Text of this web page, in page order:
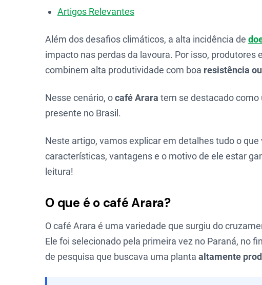
Artigos Relevantes
Além dos desafios climáticos, a alta incidência de
impacto nas perdas da lavoura. Por isso,
combinem alta produtividade com boa resistência
Nesse cenário, ocafé Arara tem se destacado
presente no Brasil.
Neste artigo, vamos explicar em detalhes tudo o
características, vantagens e o motivo de ele estar
leitura!
O que é o café Arara?
O café Arara é uma variedade que surgiu do
Ele foi selecionado pela primeira vez no Paraná, no
de pesquisa que buscava uma planta altamente